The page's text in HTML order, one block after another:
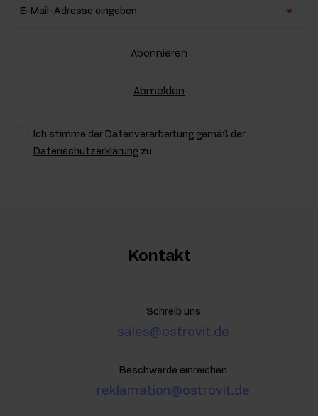
E-Mail-Adresse eingeben
Abonnieren
Abmelden
Ich stimme der Datenverarbeitung gemäß der
Datenschutzerklärung zu
Kontakt
Schreib uns
sales@ostrovit.de
Beschwerde einreichen
reklamation@ostrovit.de